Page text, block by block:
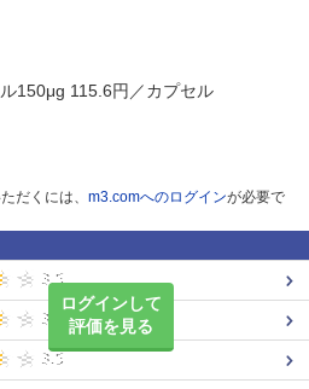
150μg 115.6円／カプセル
だくには、 m3.comへのログインが必要で
ログインして
評価を見る